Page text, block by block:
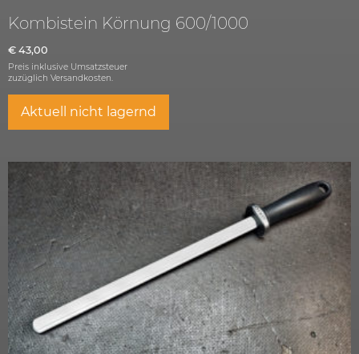
Kombistein Körnung 600/1000
€ 43,00
Preis inklusive Umsatzsteuer
zuzüglich Versandkosten.
Aktuell nicht lagernd